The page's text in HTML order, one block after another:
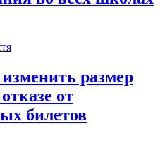
размер
от
билетов